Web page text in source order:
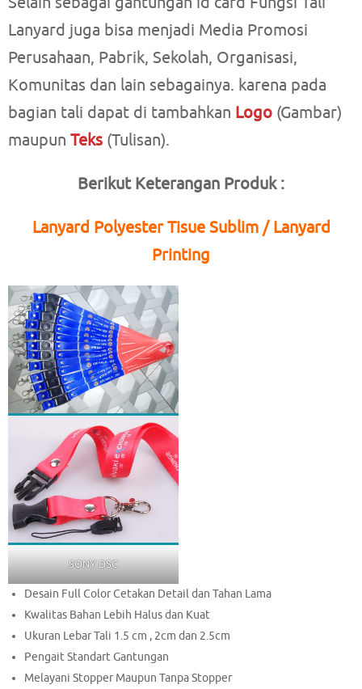
Lanyard juga bisa menjadi Media Promosi
Perusahaan, Pabrik, Sekolah, Organisasi,
Komunitas dan lain sebagainya. karena pada
bagian tali dapat di tambahkan Logo (Gambar)
maupun Teks (Tulisan).
Berikut Keterangan Produk :
Lanyard Polyester Tisue Sublim / Lanyard
Printing
SONY DSC
Desain Full Color Cetakan Detail dan Tahan Lama
Kwalitas Bahan Lebih Halus dan Kuat
Ukuran Lebar Tali 1.5 cm , 2cm dan 2.5cm
Pengait Standart Gantungan
Melayani Stopper Maupun Tanpa Stopper